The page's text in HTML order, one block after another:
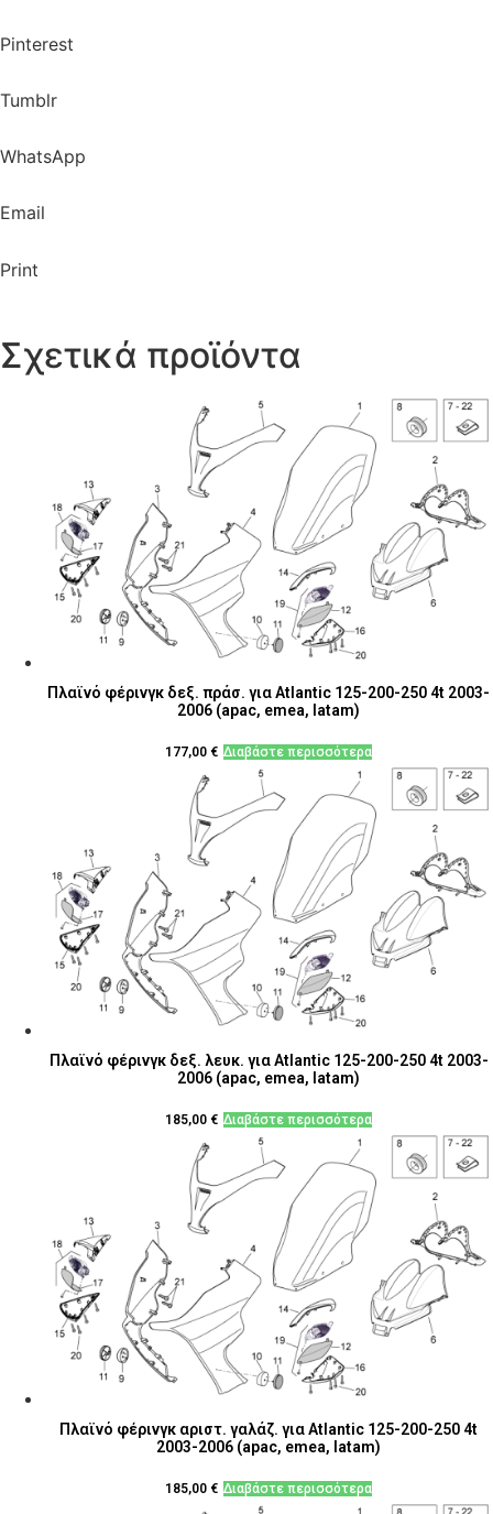
Pinterest
Tumblr
WhatsApp
Email
Print
Σχετικά προϊόντα
Πλαϊνό φέρινγκ δεξ. πράσ. για Atlantic 125-200-250 4t 2003-
2006 (apac, emea, latam)
177,00 € Διαβάστε περισσότερα
Πλαϊνό φέρινγκ δεξ. λευκ. για Atlantic 125-200-250 4t 2003-
2006 (apac, emea, latam)
185,00 € Διαβάστε περισσότερα
Πλαϊνό φέρινγκ αριστ. γαλάζ. για Atlantic 125-200-250 4t
2003-2006 (apac, emea, latam)
185,00 € Διαβάστε περισσότερα